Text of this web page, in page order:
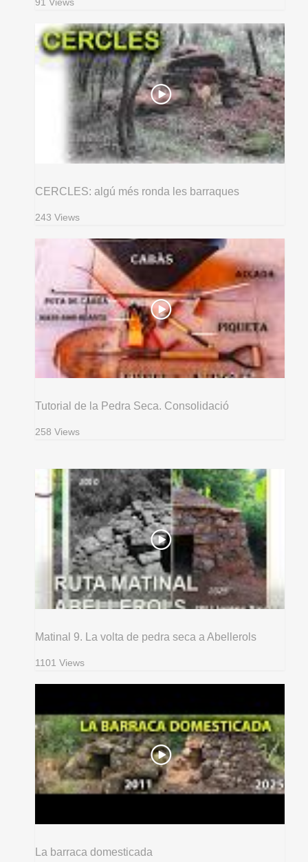
91 Views
CERCLES: algú més ronda les barraques
243 Views
Tutorial de la Pedra Seca. Consolidació
258 Views
Matinal 9. La volta de pedra seca a Abellerols
1101 Views
La barraca domesticada